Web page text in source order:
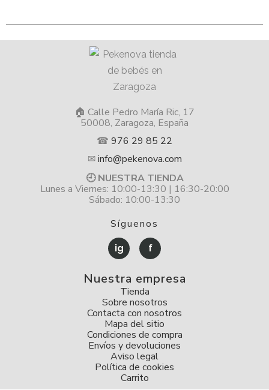
🏠 Calle Pedro María Ric, 17
50008, Zaragoza, España
☎ 976 29 85 22
✉info@pekenova.com
🕘 NUESTRA TIENDA
Lunes a Viernes: 10:00-13:30 | 16:30-20:00
Sábado: 10:00-13:30
Síguenos
ig f
Nuestra empresa
Tienda
Sobre nosotros
Contacta con nosotros
Mapa del sitio
Condiciones de compra
Envíos y devoluciones
Aviso legal
Política de cookies
Carrito